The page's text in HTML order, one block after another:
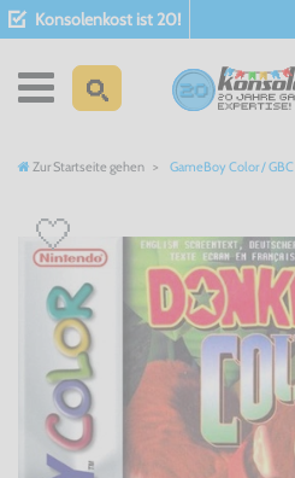
Konsolenkost ist 20!
Zur Startseite gehen GameBoy Color / GBC